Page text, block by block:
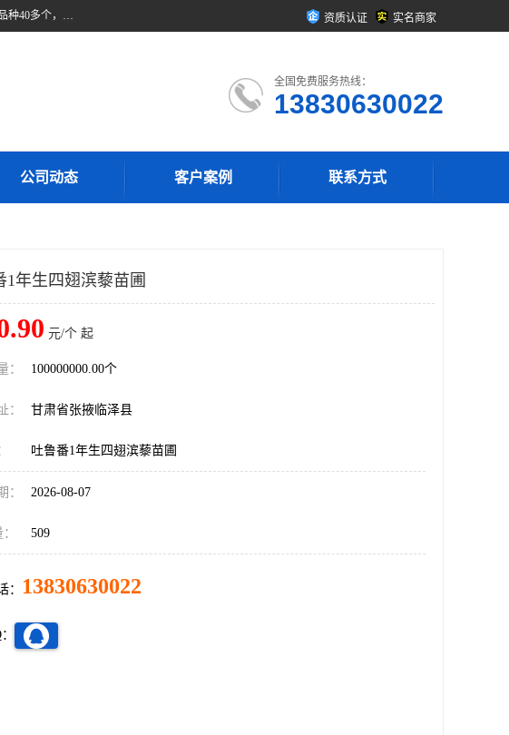
甘肃广恒源苗木农民合作社位于甘肃省临泽县，是一家从事苗木种植与销售的农民合作组织，合作社拥有苗木基地1500多亩，种植苗木品种40多个，年产各类苗木2000多万株。主营：白刺苗、红柳苗、梭梭苗等，我们以“种植一流的苗子，诚信经营”的经营理念，竭诚为每一位客户做优质的服务，欢迎来电咨询！ 资质认证 实名商家
全国免费服务热线：
13830630022
公司动态 客户案例 联系方式
1年生四翅滨藜苗圃
元/个 起
： 100000000.00个
： 甘肃省张掖临泽县
吐鲁番1年生四翅滨藜苗圃
： 2026-08-07
509
： 13830630022